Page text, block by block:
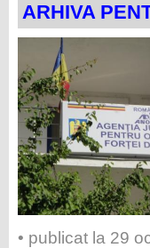
ARHIVA
• publicat la 29